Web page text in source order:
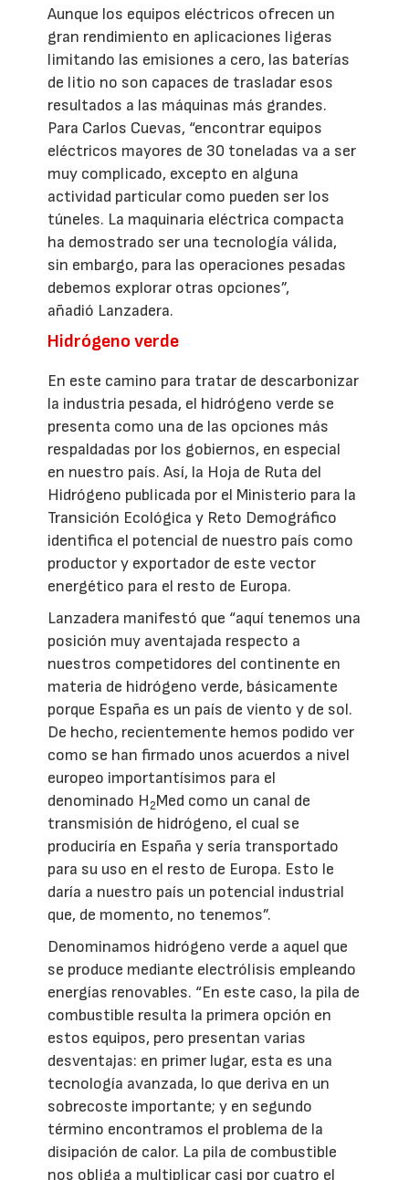
Aunque los equipos eléctricos ofrecen un
gran rendimiento en aplicaciones ligeras
limitando las emisiones a cero, las baterías
de litio no son capaces de trasladar esos
resultados a las máquinas más grandes.
Para Carlos Cuevas, “encontrar equipos
eléctricos mayores de 30 toneladas va a ser
muy complicado, excepto en alguna
actividad particular como pueden ser los
túneles. La maquinaria eléctrica compacta
ha demostrado ser una tecnología válida,
sin embargo, para las operaciones pesadas
debemos explorar otras opciones”,
añadió Lanzadera.
Hidrógeno verde
En este camino para tratar de descarbonizar
la industria pesada, el hidrógeno verde se
presenta como una de las opciones más
respaldadas por los gobiernos, en especial
en nuestro país. Así, la Hoja de Ruta del
Hidrógeno publicada por el Ministerio para la
Transición Ecológica y Reto Demográfico
identifica el potencial de nuestro país como
productor y exportador de este vector
energético para el resto de Europa.
Lanzadera manifestó que “aquí tenemos una
posición muy aventajada respecto a
nuestros competidores del continente en
materia de hidrógeno verde, básicamente
porque España es un país de viento y de sol.
De hecho, recientemente hemos podido ver
como se han firmado unos acuerdos a nivel
europeo importantísimos para el
denominado H2Med como un canal de
transmisión de hidrógeno, el cual se
produciría en España y sería transportado
para su uso en el resto de Europa. Esto le
daría a nuestro país un potencial industrial
que, de momento, no tenemos”.
Denominamos hidrógeno verde a aquel que
se produce mediante electrólisis empleando
energías renovables. “En este caso, la pila de
combustible resulta la primera opción en
estos equipos, pero presentan varias
desventajas: en primer lugar, esta es una
tecnología avanzada, lo que deriva en un
sobrecoste importante; y en segundo
término encontramos el problema de la
disipación de calor. La pila de combustible
nos obliga a multiplicar casi por cuatro el